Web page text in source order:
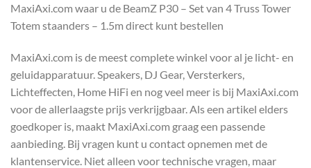
MaxiAxi.com waar u de BeamZ P30 – Set van 4 Truss Tower
Totem staanders – 1.5m direct kunt bestellen
MaxiAxi.com is de meest complete winkel voor al je licht- en
geluidapparatuur. Speakers, DJ Gear, Versterkers,
Lichteffecten, Home HiFi en nog veel meer is bij MaxiAxi.com
voor de allerlaagste prijs verkrijgbaar. Als een artikel elders
goedkoper is, maakt MaxiAxi.com graag een passende
aanbieding. Bij vragen kunt u contact opnemen met de
klantenservice. Niet alleen voor technische vragen, maar